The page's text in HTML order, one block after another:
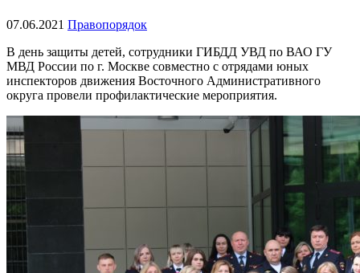
07.06.2021 Правопорядок
В день защиты детей, сотрудники ГИБДД УВД по ВАО ГУ
МВД России по г. Москве совместно с отрядами юных
инспекторов движения Восточного Административного
округа провели профилактические мероприятия.